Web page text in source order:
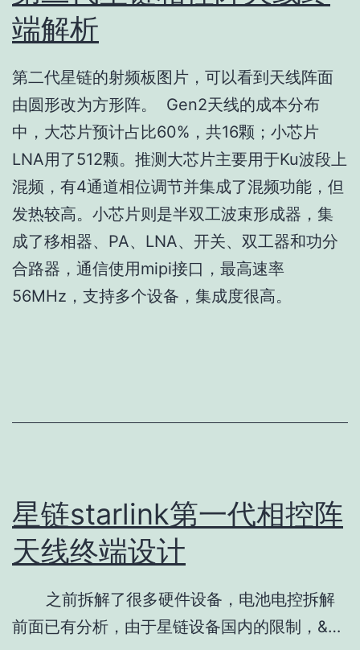
端解析
第二代星链的射频板图片，可以看到天线阵面
由圆形改为方形阵。 Gen2天线的成本分布
中，大芯片预计占比60%，共16颗；小芯片
LNA用了512颗。推测大芯片主要用于Ku波段上
混频，有4通道相位调节并集成了混频功能，但
发热较高。小芯片则是半双工波束形成器，集
成了移相器、PA、LNA、开关、双工器和功分
合路器，通信使用mipi接口，最高速率
56MHz，支持多个设备，集成度很高。
星链starlink第一代相控阵
天线终端设计
之前拆解了很多硬件设备，电池电控拆解
前面已有分析，由于星链设备国内的限制，&…